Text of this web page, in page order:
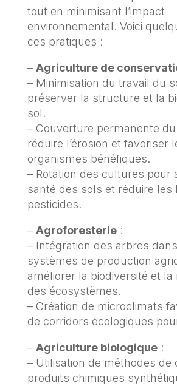
tout en minimisant l’impact
environnemental. Voici
ces pratiques :
– Agriculture de
– Minimisation du travail du
préserver la structure et la
sol.
– Couverture permanente
réduire l’érosion et favoriser
organismes bénéfiques.
– Rotation des cultures pour
santé des sols et réduire les
pesticides.
– Agroforesterie:
– Intégration des arbres
systèmes de production
améliorer la biodiversité et la
des écosystèmes.
– Création de microclimats
de corridors écologiques
– Agriculture biologique:
– Utilisation de méthodes de
produits chimiques